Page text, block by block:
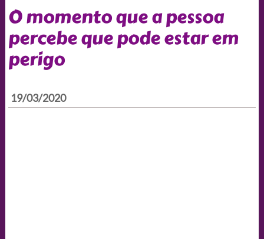
O momento que a pessoa
percebe que pode estar em
perigo
19/03/2020